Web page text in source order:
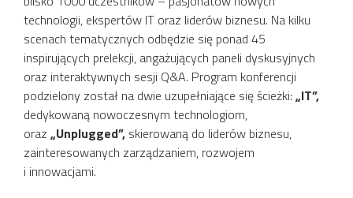
technologii, ekspertów IT oraz liderów biznesu. Na kilku
scenach tematycznych odbędzie się ponad 45
inspirujących prelekcji, angażujących paneli dyskusyjnych
oraz interaktywnych sesji Q&A. Program konferencji
podzielony został na dwie uzupełniające się ścieżki: „IT”,
dedykowaną nowoczesnym technologiom,
oraz „Unplugged”, skierowaną do liderów biznesu,
zainteresowanych zarządzaniem, rozwojem
i innowacjami.